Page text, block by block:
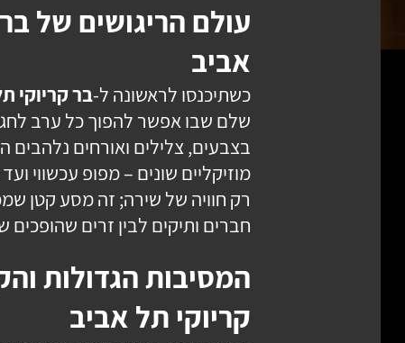
עולם הריגושים של
אביב
כשתיכנסו לראשונה ל-בר קריוקי
שלם שבו אפשר להפוך כל ערב
בצבעים, צלילים ואורחים נלהבים
מוזיקליים שונים – מפופ עכשווי
רק חוויה של שירה; זה מסע קטן
חברים ותיקים לבין זרים
המסיבות הגדולות
קריוקי תל אביב